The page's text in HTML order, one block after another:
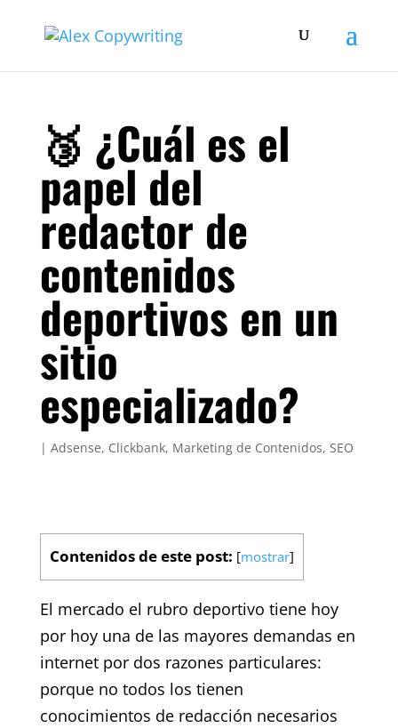
🥉 ¿Cuál es el
papel del
redactor de
contenidos
deportivos en un
sitio
especializado?
| Adsense, Clickbank, Marketing de Contenidos, SEO
Contenidos de este post: [mostrar]
El mercado el rubro deportivo tiene hoy
por hoy una de las mayores demandas en
internet por dos razones particulares:
porque no todos los tienen
conocimientos de redacción necesarios